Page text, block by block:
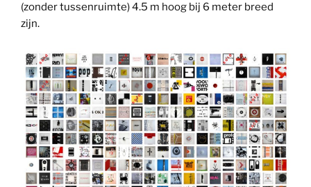
(zonder tussenruimte) 4.5 m hoog bij 6 meter breed
zijn.